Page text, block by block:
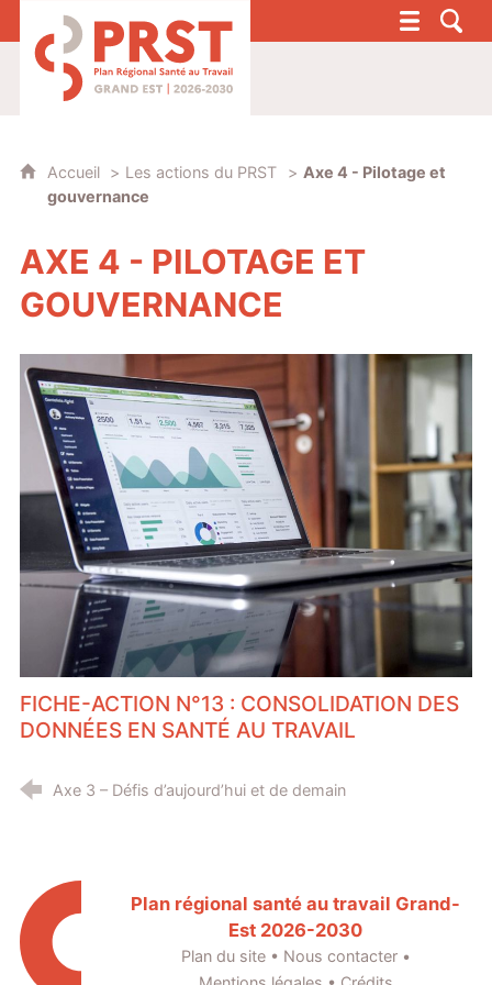
PRST 4 - Plan Régional Santé au Travail
Accueil Les actions du PRST
Axe 4 - Pilotage et
gouvernance
AXE 4 - PILOTAGE ET
GOUVERNANCE
FICHE-ACTION N°13 : CONSOLIDATION DES
DONNÉES EN SANTÉ AU TRAVAIL
Axe 3 – Défis d’aujourd’hui et de demain
Plan régional santé au travail Grand-
Est 2026-2030
Plan du site• Nous contacter•